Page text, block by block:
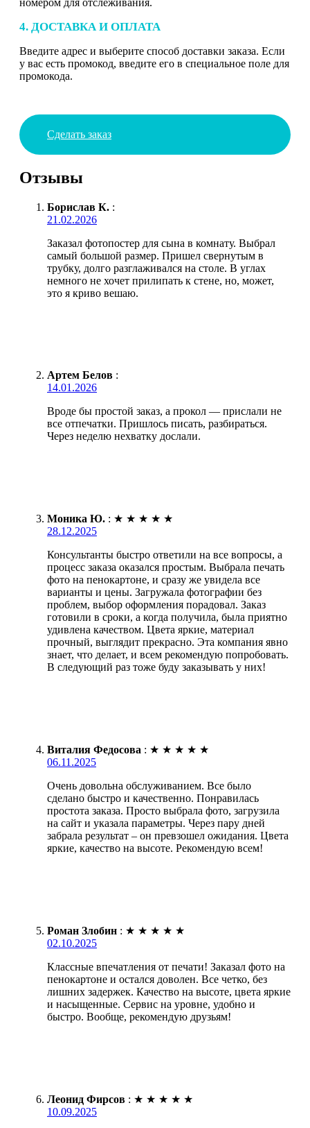
4. ДОСТАВКА И ОПЛАТА
Введите адрес и выберите способ доставки заказа. Если
у вас есть промокод, введите его в специальное поле для
промокода.
Сделать заказ
Отзывы
Борислав К. :
21.02.2026
Заказал фотопостер для сына в комнату. Выбрал
самый большой размер. Пришел свернутым в
трубку, долго разглаживался на столе. В углах
немного не хочет прилипать к стене, но, может,
это я криво вешаю.
Артем Белов :
14.01.2026
Вроде бы простой заказ, а прокол — прислали не
все отпечатки. Пришлось писать, разбираться.
Через неделю нехватку дослали.
Моника Ю. : ★ ★ ★ ★ ★
28.12.2025
Консультанты быстро ответили на все вопросы, а
процесс заказа оказался простым. Выбрала печать
фото на пенокартоне, и сразу же увидела все
варианты и цены. Загружала фотографии без
проблем, выбор оформления порадовал. Заказ
готовили в сроки, а когда получила, была приятно
удивлена качеством. Цвета яркие, материал
прочный, выглядит прекрасно. Эта компания явно
знает, что делает, и всем рекомендую попробовать.
В следующий раз тоже буду заказывать у них!
Виталия Федосова : ★ ★ ★ ★ ★
06.11.2025
Очень довольна обслуживанием. Все было
сделано быстро и качественно. Понравилась
простота заказа. Просто выбрала фото, загрузила
на сайт и указала параметры. Через пару дней
забрала результат – он превзошел ожидания. Цвета
яркие, качество на высоте. Рекомендую всем!
Роман Злобин : ★ ★ ★ ★ ★
02.10.2025
Классные впечатления от печати! Заказал фото на
пенокартоне и остался доволен. Все четко, без
лишних задержек. Качество на высоте, цвета яркие
и насыщенные. Сервис на уровне, удобно и
быстро. Вообще, рекомендую друзьям!
Леонид Фирсов : ★ ★ ★ ★ ★
10.09.2025